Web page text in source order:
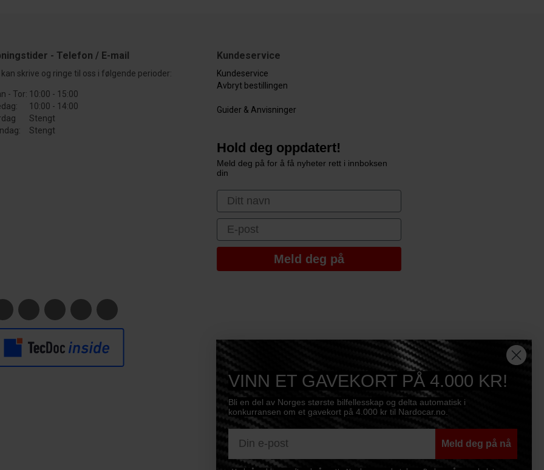
- Telefon / E-mail
kan skrive og ringe til oss i følgende perioder:
- Tor: 10:00 - 15:00
10:00 - 14:00
Stengt
Stengt
Kundeservice
Kundeservice
Avbryt bestillingen
Guider & Anvisninger
Hold deg oppdatert!
Meld deg på for å få nyheter rett i innboksen
din
First Name
Email
Meld deg på
VINN ET GAVEKORT PÅ 4.000 KR!
Bli en del av Norges største bilfellesskap og delta automatisk i
konkurransen om et gavekort på 4.000 kr til Nardocar.no.
Meld deg på nå